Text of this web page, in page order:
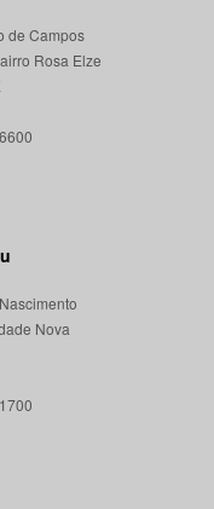
de Campos
Rosa Elze
Nova